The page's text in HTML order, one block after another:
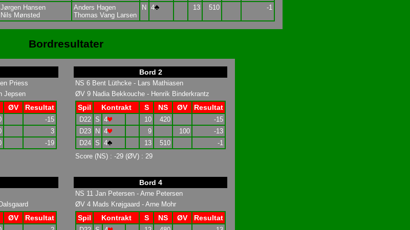
Jørgen Hansen
Nils Mønsted
Anders Hagen
Thomas Vang Larsen
N 4 13 510 -1
Bordresultater
Priess
Jepsen
ØV Resultat
-15
3
-19
Bord 2
NS 6 Bent Lüthcke - Lars Mathiasen
ØV 9 Nadia Bekkouche - Henrik Binderkrantz
Spil Kontrakt S NS ØV Resultat
D22 S 4 10 420
-15
D23
N 4 9 100
-13
D24 S 4 13 510
-1
Score (NS) : -29 (ØV) : 29
ØV Resultat
Bord 4
NS 11 Jan Petersen - Arne Petersen
ØV 4 Mads Krøjgaard - Arne Mohr
Spil Kontrakt S NS ØV Resultat